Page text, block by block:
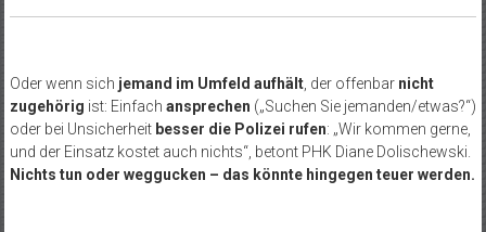
Oder wenn sich jemand im Umfeld aufhält, der offenbar nicht
zugehörig ist: Einfach ansprechen („Suchen Sie jemanden/etwas?“)
oder bei Unsicherheit besser die Polizei rufen: „Wir kommen gerne,
und der Einsatz kostet auch nichts“, betont PHK Diane Dolischewski.
Nichts tun oder weggucken – das könnte hingegen teuer werden.